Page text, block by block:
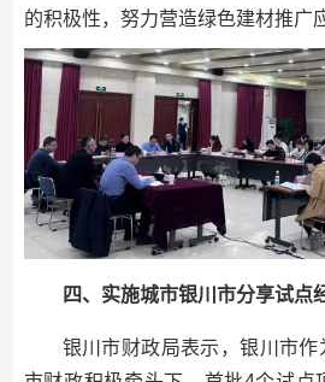
的积极性，努力营造绿色建材推广
四、实施城市银川市分享试点
银川市财政局表示，银川市